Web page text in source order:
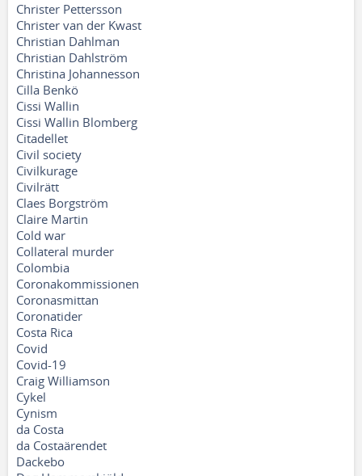
Christer Pettersson
Christer van der Kwast
Christian Dahlman
Christian Dahlström
Christina Johannesson
Cilla Benkö
Cissi Wallin
Cissi Wallin Blomberg
Citadellet
Civil society
Civilkurage
Civilrätt
Claes Borgström
Claire Martin
Cold war
Collateral murder
Colombia
Coronakommissionen
Coronasmittan
Coronatider
Costa Rica
Covid
Covid-19
Craig Williamson
Cykel
Cynism
da Costa
da Costaärendet
Dackebo